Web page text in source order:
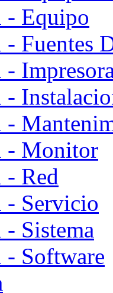
- Equipo
Fuentes
-
- Monitor
- Red
- Servicio
Sistema
- Software